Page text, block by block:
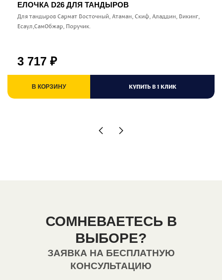
ЕЛОЧКА D26 ДЛЯ ТАНДЫРОВ
Для тандыров Сармат Восточный, Атаман, Скиф, Аладдин, Викинг,
Есаул,СамОбжар, Поручик.
3 717 ₽
В КОРЗИНУ КУПИТЬ В 1 КЛИК
СОМНЕВАЕТЕСЬ В
ВЫБОРЕ?
ЗАЯВКА НА БЕСПЛАТНУЮ
КОНСУЛЬТАЦИЮ